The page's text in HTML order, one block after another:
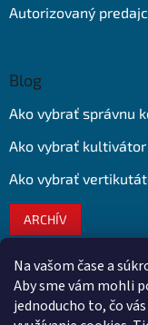
Na vašom čase a
Aby sme vám mohli
jednoducho to, čo
Autorizovaný
Blog
Ako vybrať správnu
Ako vybrať kultivátor
Ako vybrať
ARCHÍV
Kontakt
obchod@